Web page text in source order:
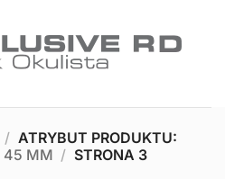
/ ATRYBUT PRODUKTU:
45 MM / STRONA 3